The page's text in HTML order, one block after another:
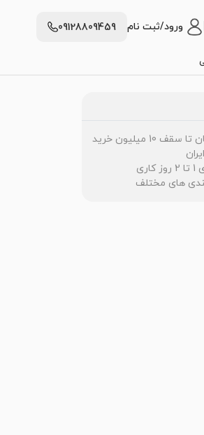
ورود/ثبت نام 09128809459
ارسال رایگان تا سقف 10 میلیون خرید
های مختلف